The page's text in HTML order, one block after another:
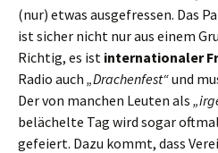
(nur) etwas ausgefressen. Das
ist sicher nicht nur aus einem
Richtig, es ist internationaler
Radio auch „Drachenfest“und
Der von manchen Leuten als
belächelte Tag wird sogar
gefeiert. Dazu kommt, dass